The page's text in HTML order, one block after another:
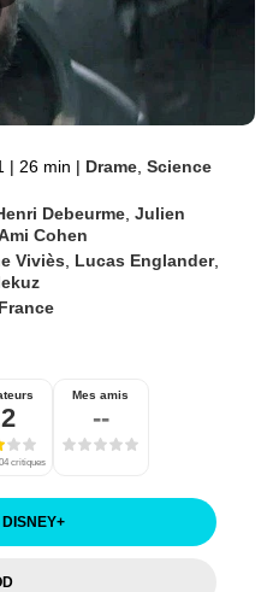
| 26 min | Drame ,Science
Debeurme ,Julien
Cohen
Viviès Lucas Englander,
France
critiques
Mes amis
--
+